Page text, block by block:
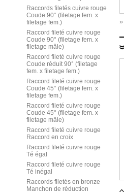
Raccords filetés cuivre rouge
Coude 90° (filetage fem. x
filetage fem.)
Raccord fileté cuivre rouge
Coude 90° (filetage fem. x
filetage mâle)
Raccord fileté cuivre rouge
Coude réduit 90° (filetage
fem. x filetage fem.)
Raccord fileté cuivre rouge
Coude 45° (filetage fem. x
filetage fem.)
Raccord fileté cuivre rouge
Coude 45° (filetage fem. x
filetage mâle)
Raccord fileté cuivre rouge
Raccord en croix
Raccord fileté cuivre rouge
Té égal
Raccord fileté cuivre rouge
Té inégal
Raccords filetés en bronze
Manchon de réduction
»